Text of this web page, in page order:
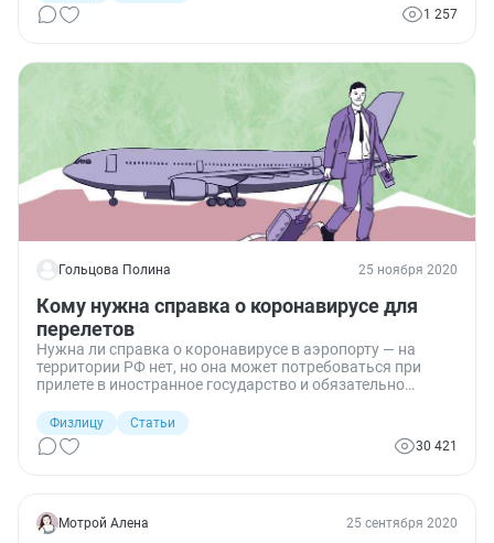
1 257
Гольцова Полина 25 ноября 2020
Кому нужна справка о коронавирусе для
перелетов
Нужна ли справка о коронавирусе в аэропорту — на
территории РФ нет, но она может потребоваться при
прилете в иностранное государство и обязательно
Россию. Для внутренних перелетов она не нужна.
Физлицу
Статьи
30 421
Мотрой Алена 25 сентября 2020